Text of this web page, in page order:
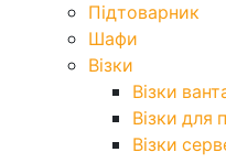
Підтоварник
Шафи
Візки
Візки
Візки для
Візки